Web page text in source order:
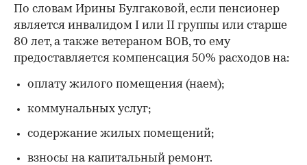
По словам Ирины Булгаковой, если пенсионер
является инвалидом I или II группы или старше
80 лет, а также ветераном ВОВ, то ему
предоставляется компенсация 50% расходов на:
оплату жилого помещения (наем);
коммунальных услуг;
содержание жилых помещений;
взносы на капитальный ремонт.